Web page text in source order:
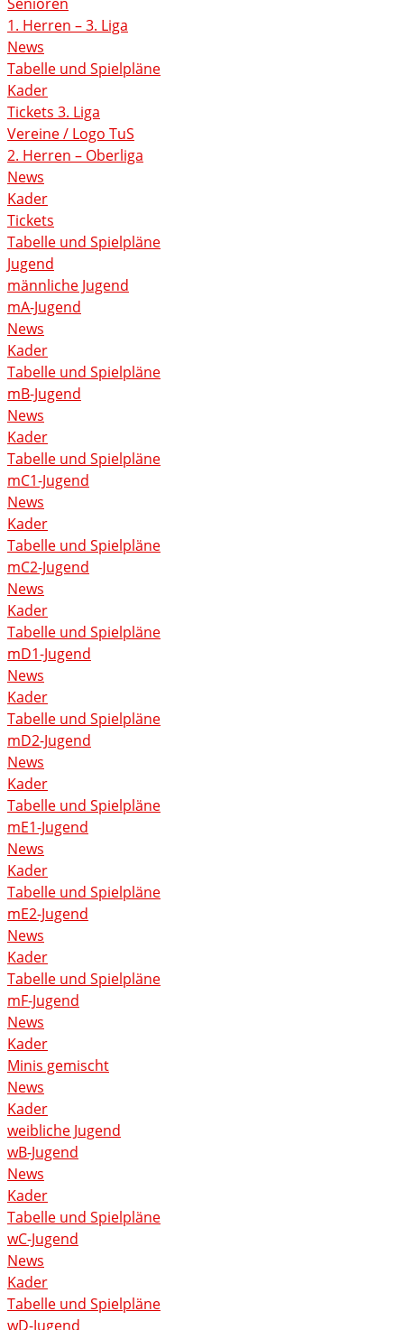
Senioren
1. Herren – 3. Liga
News
Tabelle und Spielpläne
Kader
Tickets 3. Liga
Vereine / Logo TuS
2. Herren – Oberliga
News
Kader
Tickets
Tabelle und Spielpläne
Jugend
männliche Jugend
mA-Jugend
News
Kader
Tabelle und Spielpläne
mB-Jugend
News
Kader
Tabelle und Spielpläne
mC1-Jugend
News
Kader
Tabelle und Spielpläne
mC2-Jugend
News
Kader
Tabelle und Spielpläne
mD1-Jugend
News
Kader
Tabelle und Spielpläne
mD2-Jugend
News
Kader
Tabelle und Spielpläne
mE1-Jugend
News
Kader
Tabelle und Spielpläne
mE2-Jugend
News
Kader
Tabelle und Spielpläne
mF-Jugend
News
Kader
Minis gemischt
News
Kader
weibliche Jugend
wB-Jugend
News
Kader
Tabelle und Spielpläne
wC-Jugend
News
Kader
Tabelle und Spielpläne
wD-Jugend